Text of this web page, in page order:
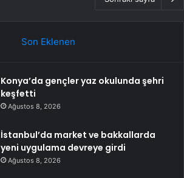
Son Eklenen
Konya’da gençler yaz okulunda şehri
keşfetti
Ağustos 8, 2026
İstanbul’da market ve bakkallarda
yeni uygulama devreye girdi
Ağustos 8, 2026